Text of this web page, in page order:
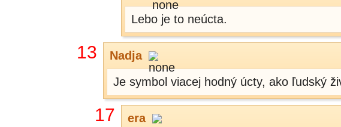
Lebo je to neúcta.
13 Nadja
Je symbol viacej hodný úcty, ako ľudský
17 era